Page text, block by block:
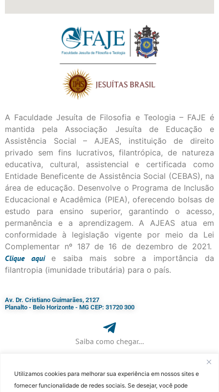
Utilizamos cookies para melhorar sua experiência em nossos sites e
fornecer funcionalidade de redes sociais. Se desejar, você pode
A Faculdade Jesuíta de Filosofia e Teologia – FAJE é
mantida pela Associação Jesuíta de Educação e
Assistência Social – AJEAS, instituição de direito
privado sem fins lucrativos, filantrópica, de natureza
educativa, cultural, assistencial e certificada como
Entidade Beneficente de Assistência Social (CEBAS), na
área de educação. Desenvolve o Programa de Inclusão
Educacional e Acadêmica (PIEA), oferecendo bolsas de
estudo para ensino superior, garantindo o acesso,
permanência e a aprendizagem. A AJEAS atua em
conformidade à legislação vigente por meio da Lei
Complementar nº 187 de 16 de dezembro de 2021.
Cliqueaqui
e saiba mais sobre a importância da
filantropia (imunidade tributária) para o país.
Av. Dr. Cristiano Guimarães, 2127
Planalto - Belo Horizonte - MG CEP: 31720 300
Saiba como chegar...
+ 55 (31) 3115-7000​